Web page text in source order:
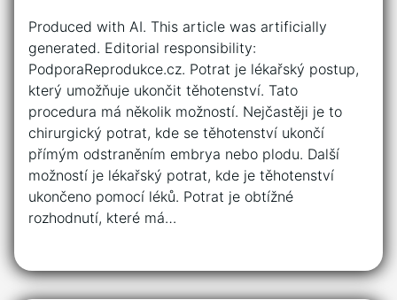
Produced with AI. This article was artificially
generated. Editorial responsibility:
PodporaReprodukce.cz. Potrat je lékařský postup,
který umožňuje ukončit těhotenství. Tato
procedura má několik možností. Nejčastěji je to
chirurgický potrat, kde se těhotenství ukončí
přímým odstraněním embrya nebo plodu. Další
možností je lékařský potrat, kde je těhotenství
ukončeno pomocí léků. Potrat je obtížné
rozhodnutí, které má…